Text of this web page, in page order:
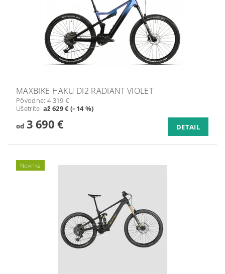
MAXBIKE HAKU DI2 RADIANT VIOLET
Pôvodne: 4 319 €
Ušetríte:až 629 € (–14 %)
od3 690 € DETAIL
Novinka